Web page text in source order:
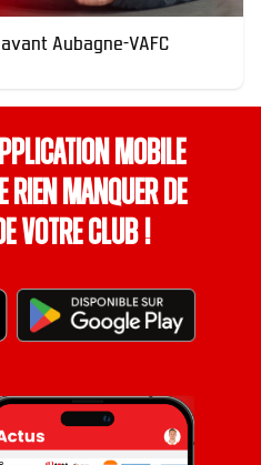
Aubagne-VAFC
mobile
rien manquer de
votre club !